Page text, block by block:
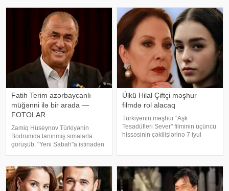
Fatih Terim azərbaycanlı
müğənni ilə bir arada —
FOTOLAR
Zamiq Hüseynov Türkiyənin
Bodrumda tanınmış simalarla
görüşüb. "Yeni Sabah"a istinadən
məşqçi Fatih Terimləı ünsiyyətdə
olub. Z.Hüseynov görüş zaman
Ülkü Hilal Çiftçi məşhur
filmdə rol alacaq
Türkiyənin məşhur "Aşk
Tesadüfleri Sever" filminin üçüncü
hissəsinin çəkilişlərinə 7 iyul
Günsür və Devrim Özka